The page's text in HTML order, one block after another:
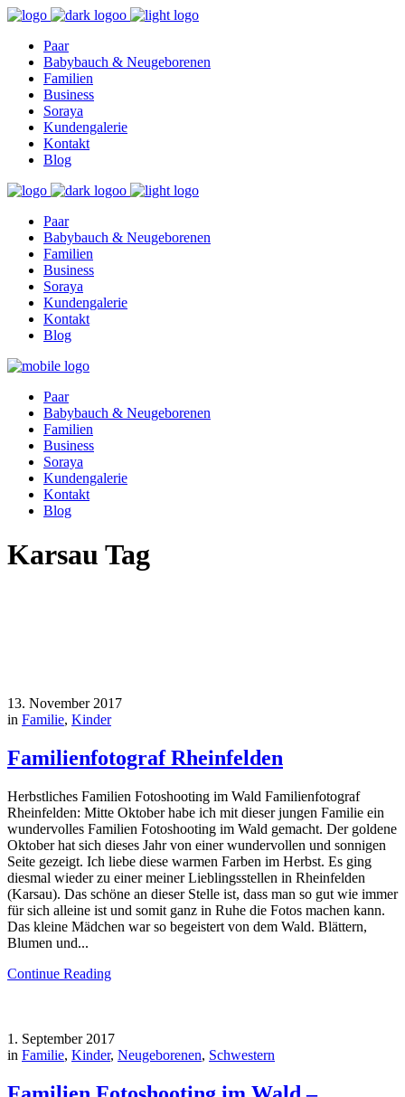
Paar
Babybauch & Neugeborenen
Familien
Business
Soraya
Kundengalerie
Kontakt
Blog
Paar
Babybauch & Neugeborenen
Familien
Business
Soraya
Kundengalerie
Kontakt
Blog
Paar
Babybauch & Neugeborenen
Familien
Business
Soraya
Kundengalerie
Kontakt
Blog
Karsau Tag
13. November 2017
in Familie, Kinder
Familienfotograf Rheinfelden
Herbstliches Familien Fotoshooting im Wald Familienfotograf
Rheinfelden: Mitte Oktober habe ich mit dieser jungen Familie ein
wundervolles Familien Fotoshooting im Wald gemacht. Der goldene
Oktober hat sich dieses Jahr von einer wundervollen und sonnigen
Seite gezeigt. Ich liebe diese warmen Farben im Herbst. Es ging
diesmal wieder zu einer meiner Lieblingsstellen in Rheinfelden
(Karsau). Das schöne an dieser Stelle ist, dass man so gut wie immer
für sich alleine ist und somit ganz in Ruhe die Fotos machen kann.
Das kleine Mädchen war so begeistert von dem Wald. Blättern,
Blumen und...
Continue Reading
1. September 2017
in Familie, Kinder, Neugeborenen, Schwestern
Find out more.